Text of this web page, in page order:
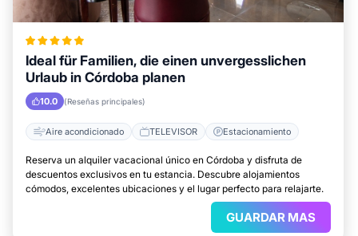
Ideal für Familien, die einen unvergesslichen
Urlaub in Córdoba planen
10.0 (Reseñas principales)
Aire acondicionado TELEVISOR Estacionamiento
Reserva un alquiler vacacional único en Córdoba y disfruta de
descuentos exclusivos en tu estancia. Descubre alojamientos
cómodos, excelentes ubicaciones y el lugar perfecto para relajarte.
GUARDAR MAS